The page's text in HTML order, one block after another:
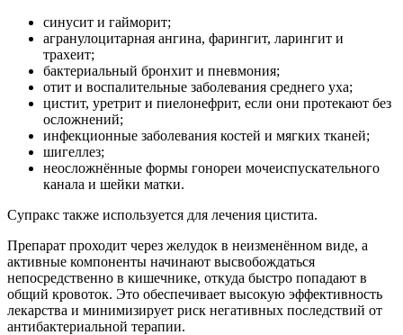
синусит и гайморит;
агранулоцитарная ангина, фарингит, ларингит и
трахеит;
бактериальный бронхит и пневмония;
отит и воспалительные заболевания среднего уха;
цистит, уретрит и пиелонефрит, если они протекают без
осложнений;
инфекционные заболевания костей и мягких тканей;
шигеллез;
неосложнённые формы гонореи мочеиспускательного
канала и шейки матки.
Супракс также используется для лечения цистита.
Препарат проходит через желудок в неизменённом виде, а
активные компоненты начинают высвобождаться
непосредственно в кишечнике, откуда быстро попадают в
общий кровоток. Это обеспечивает высокую эффективность
лекарства и минимизирует риск негативных последствий от
антибактериальной терапии.